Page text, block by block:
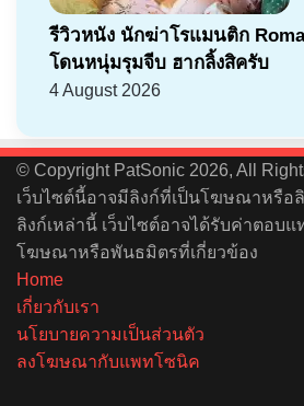
รีวิวหนัง นักฆ่าโรแมนติก
โดนหนุ่มรุมจีบ ฮากลิ้งสิครับ
4 August 2026
© Copyright PatSonic 2026, All
เว็บไซต์นี้อาจมีลิงก์ที่เป็นโฆษณาหรือ
ลิงก์เหล่านี้ เว็บไซต์อาจได้รับค่าตอบ
โฆษณาหรือพันธมิตรที่เกี่ยวข้อง
Home
เกี่ยวกับเรา
นโยบายความเป็นส่วนตัว
ลงโฆษณากับแพทโซนิค